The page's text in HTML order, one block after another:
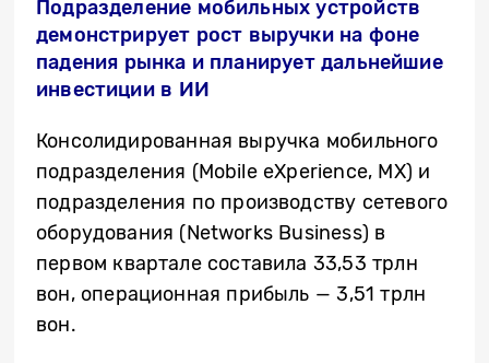
Подразделение мобильных устройств
демонстрирует рост выручки на фоне
падения рынка и планирует дальнейшие
инвестиции в ИИ
Консолидированная выручка мобильного
подразделения (Mobile eXperience, MX) и
подразделения по производству сетевого
оборудования (Networks Business) в
первом квартале составила 33,53 трлн
вон, операционная прибыль — 3,51 трлн
вон.